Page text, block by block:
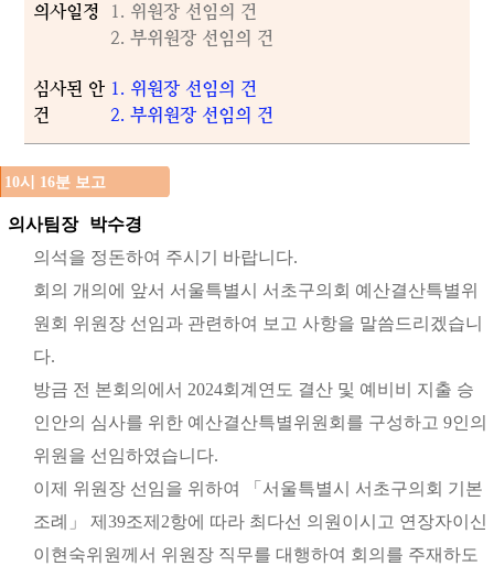
의사일정
1. 위원장 선임의 건
2. 부위원장 선임의 건
심사된 안
건
1. 위원장 선임의 건
2. 부위원장 선임의 건
10시 16분 보고
의사팀장
박수경
의석을 정돈하여 주시기 바랍니다.
회의 개의에 앞서 서울특별시 서초구의회 예산결산특별위
원회 위원장 선임과 관련하여 보고 사항을 말씀드리겠습니
다.
방금 전 본회의에서 2024회계연도 결산 및 예비비 지출 승
인안의 심사를 위한 예산결산특별위원회를 구성하고 9인의
위원을 선임하였습니다.
이제 위원장 선임을 위하여 「서울특별시 서초구의회 기본
조례」 제39조제2항에 따라 최다선 의원이시고 연장자이신
이현숙위원께서 위원장 직무를 대행하여 회의를 주재하도